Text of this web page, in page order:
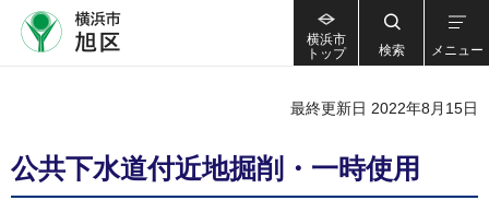
横浜市
トップ
検索 メニュー
最終更新日 2022年8月15日
公共下水道付近地掘削・一時使用